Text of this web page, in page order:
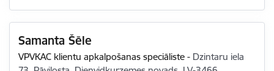
Samanta Šēle
VPVKAC klientu apkalpošanas speciāliste - Dzintaru iela